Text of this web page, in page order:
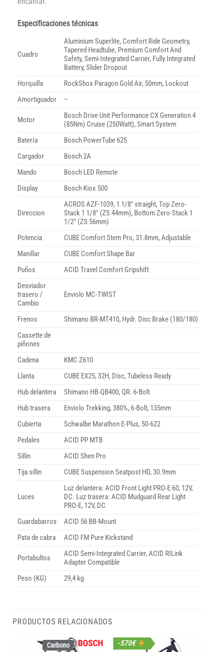
Especificaciones técnicas
Cuadro
Aluminium Superlite, Comfort Ride Geometry,
Tapered Headtube, Premium Comfort And
Safety, Semi-Integrated Carrier, Fully Integrated
Battery, Slider Dropout
Horquilla
RockShox Paragon Gold Air, 50mm, Lockout
Amortiguador
–
Motor
Bosch Drive Unit Performance CX Generation 4
(85Nm) Cruise (250Watt), Smart System
Batería
Bosch PowerTube 625
Cargador
Bosch 2A
Mando
Bosch LED Remote
Display
Bosch Kiox 500
Direccion
ACROS AZF-1039, 1 1/8″ straight, Top Zero-
Stack 1 1/8″ (ZS 44mm), Bottom Zero-Stack 1
1/2″ (ZS 56mm)
Potencia
CUBE Comfort Stem Pro, 31.8mm, Adjustable
Manillar
CUBE Comfort Shape Bar
Puños
ACID Travel Comfort Gripshift
Desviador
trasero /
Cambio
Enviolo MC-TWIST
Frenos
Shimano BR-MT410, Hydr. Disc Brake (180/180)
Cassette de
piñones
Cadena
KMC Z610
Llanta
CUBE EX25, 32H, Disc, Tubeless Ready
Hub delantera
Shimano HB-QB400, QR. 6-Bolt
Hub trasera
Enviolo Trekking, 380%, 6-Bolt, 135mm
Cubierta
Schwalbe Marathon E-Plus, 50-622
Pedales
ACID PP MTB
Sillin
ACID Shen Pro
Tija sillin
CUBE Suspension Seatpost HD, 30.9mm
Luces
Luz delantera: ACID Front Light PRO-E 60, 12V,
DC. Luz trasera: ACID Mudguard Rear Light
PRO-E, 12V, DC
Guardabarros
ACID 56 BB-Mount
Pata de cabra
ACID FM Pure Kickstand
Portabultos
ACID Semi-Integrated Carrier, ACID RILink
Adapter Compatible
Peso (KG)
29,4 kg
PRODUCTOS RELACIONADOS
Carbono -570€